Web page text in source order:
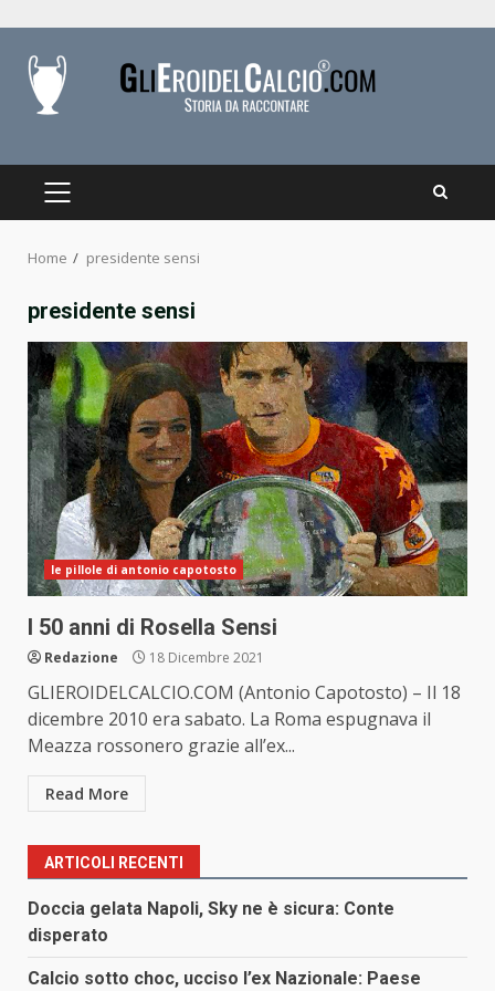
content
PRIMARY
Home presidente sensi
presidente sensi
le pillole di antonio capotosto
I 50 anni di Rosella Sensi
Redazione 18 Dicembre 2021
GLIEROIDELCALCIO.COM (Antonio Capotosto) – Il 18
dicembre 2010 era sabato. La Roma espugnava il
Meazza rossonero grazie all’ex...
Read More
ARTICOLI RECENTI
Doccia gelata Napoli, Sky ne è sicura: Conte
disperato
Calcio sotto choc, ucciso l’ex Nazionale: Paese